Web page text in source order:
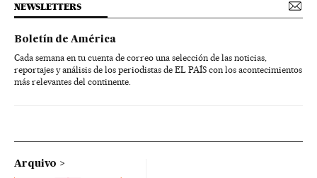
NEWSLETTERS
Boletín de América
Cada semana en tu cuenta de correo una selección de las noticias,
reportajes y análisis de los periodistas de EL PAÍS con los acontecimientos
más relevantes del continente.
Arquivo